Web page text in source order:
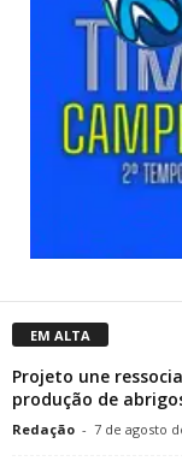
EM ALTA
Projeto une
produção de
Redação - 7 de agosto